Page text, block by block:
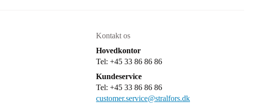
Kontakt os
Hovedkontor
Tel: +45 33 86 86 86
Kundeservice
Tel: +45 33 86 86 86
customer.service@stralfors.dk